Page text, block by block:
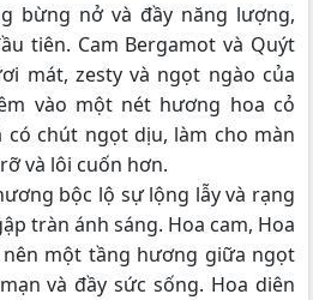
bừng nở và đầy năng lượng,
tiên. Cam Bergamot và Quýt
mát, zesty và ngọt ngào của
vào một nét hương hoa cỏ
chút ngọt dịu, làm cho màn
và lôi cuốn hơn.
bộc lộ sự lộng lẫy và rạng
tràn ánh sáng. Hoa cam, Hoa
một tầng hương giữa ngọt
và đầy sức sống. Hoa diên